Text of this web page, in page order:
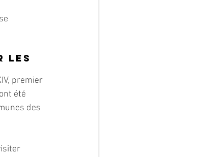
les
premier
été
des